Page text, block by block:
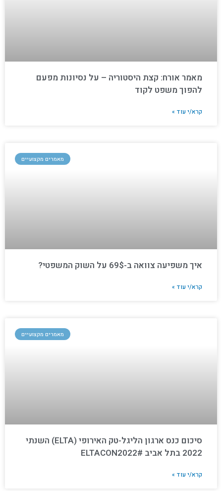
מאמר אורח: קצת היסטוריה – על נסיונות מפעם
להפוך משפט לקוד
קרא/י עוד »
מאמרים מקצועיים
איך משפיעה צוואה ב-69$ על השוק המשפטי?
קרא/י עוד »
מאמרים מקצועיים
סיכום כנס ארגון הליגל-טק האירופי (ELTA) השנתי
2022 בתל אביב #ELTACON2022
קרא/י עוד »